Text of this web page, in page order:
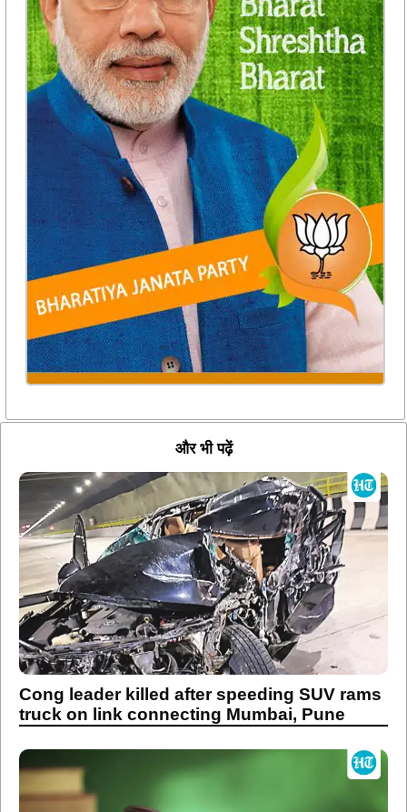
और भी पढ़ें
Cong leader killed after speeding SUV rams
truck on link connecting Mumbai, Pune